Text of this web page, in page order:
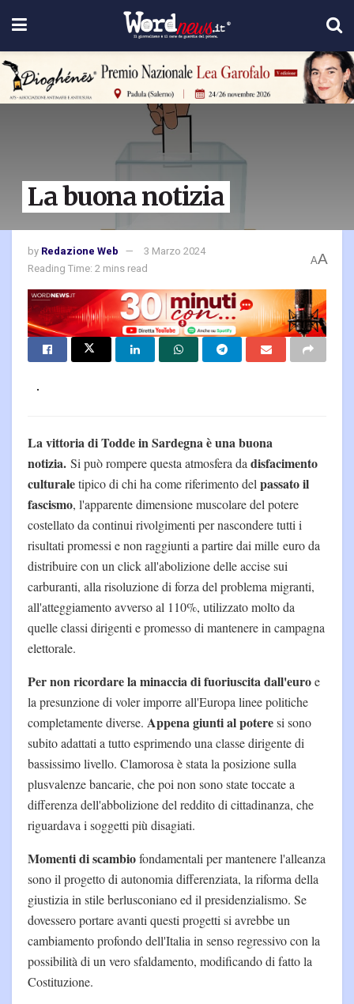
La buona notizia
by Redazione Web
3 Marzo 2024
Reading Time: 2 mins read
AA
La vittoria di Todde in Sardegna è una buona
notizia. Si può rompere questa atmosfera dadisfacimento
culturaletipico di chi ha come riferimento delpassato il
fascismo, l'apparente dimensione muscolare del potere
costellato da continui rivolgimenti per nascondere tutti i
risultati promessi e non raggiunti a partire dai mille euro da
distribuire con un click all'abolizione delle accise sui
carburanti, alla risoluzione di forza del problema migranti,
all'atteggiamento avverso al 110%, utilizzato molto da
quelle classi dirigenti e promesso di mantenere in campagna
elettorale.
Per non ricordare la minaccia di fuoriuscita dall'euroe
la presunzione di voler imporre all'Europa linee politiche
completamente diverse. Appena giunti al poteresi sono
subito adattati a tutto esprimendo una classe dirigente di
bassissimo livello. Clamorosa è stata la posizione sulla
plusvalenze bancarie, che poi non sono state toccate a
differenza dell'abbolizione del reddito di cittadinanza, che
riguardava i soggetti più disagiati.
Momenti di scambiofondamentali per mantenere l'alleanza
sono il progetto di autonomia differenziata, la riforma della
giustizia in stile berlusconiano ed il presidenzialismo. Se
dovessero portare avanti questi progetti si avrebbe un
cambiamento profondo dell'Italia in senso regressivo con la
possibilità di un vero sfaldamento, modificando di fatto la
Costituzione.